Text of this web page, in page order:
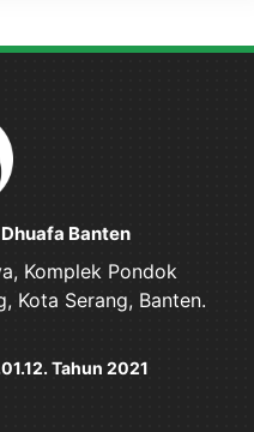
Banten
Komplek Pondok
Kota Serang, Banten.
Tahun 2021